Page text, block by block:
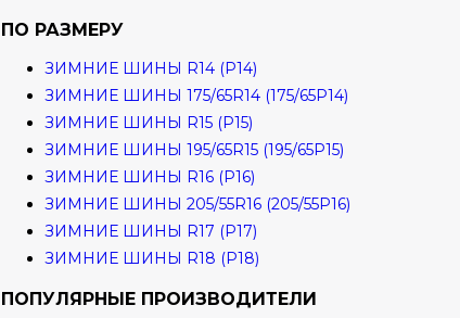
ПО РАЗМЕРУ
ЗИМНИЕ ШИНЫ R14 (Р14)
ЗИМНИЕ ШИНЫ 175/65R14 (175/65Р14)
ЗИМНИЕ ШИНЫ R15 (Р15)
ЗИМНИЕ ШИНЫ 195/65R15 (195/65Р15)
ЗИМНИЕ ШИНЫ R16 (Р16)
ЗИМНИЕ ШИНЫ 205/55R16 (205/55Р16)
ЗИМНИЕ ШИНЫ R17 (Р17)
ЗИМНИЕ ШИНЫ R18 (Р18)
ПОПУЛЯРНЫЕ ПРОИЗВОДИТЕЛИ